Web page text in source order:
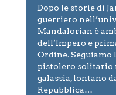
Dopo le storie di
guerriero
Mandalorian è
dell’Impero e
Ordine.
pistolero solitario
galassia, lontano
Repubblica…